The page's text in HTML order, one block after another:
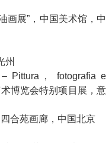
展”，中国美术馆，中
州
Pittura， fotografia e
博览会特别项目展，意
苑画廊，中国北京